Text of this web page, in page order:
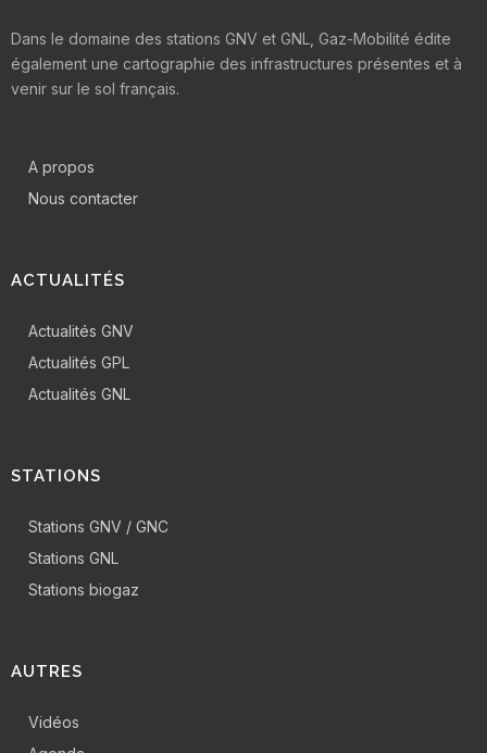
Dans le domaine des stations GNV et GNL, Gaz-Mobilité édite
également une cartographie des infrastructures présentes et à
venir sur le sol français.
A propos
Nous contacter
ACTUALITÉS
Actualités GNV
Actualités GPL
Actualités GNL
STATIONS
Stations GNV / GNC
Stations GNL
Stations biogaz
AUTRES
Vidéos